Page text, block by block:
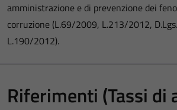
amministrazione e di prevenzione dei
corruzione (L.69/2009, L.213/2012,
L.190/2012).
Riferimenti (Tassi di